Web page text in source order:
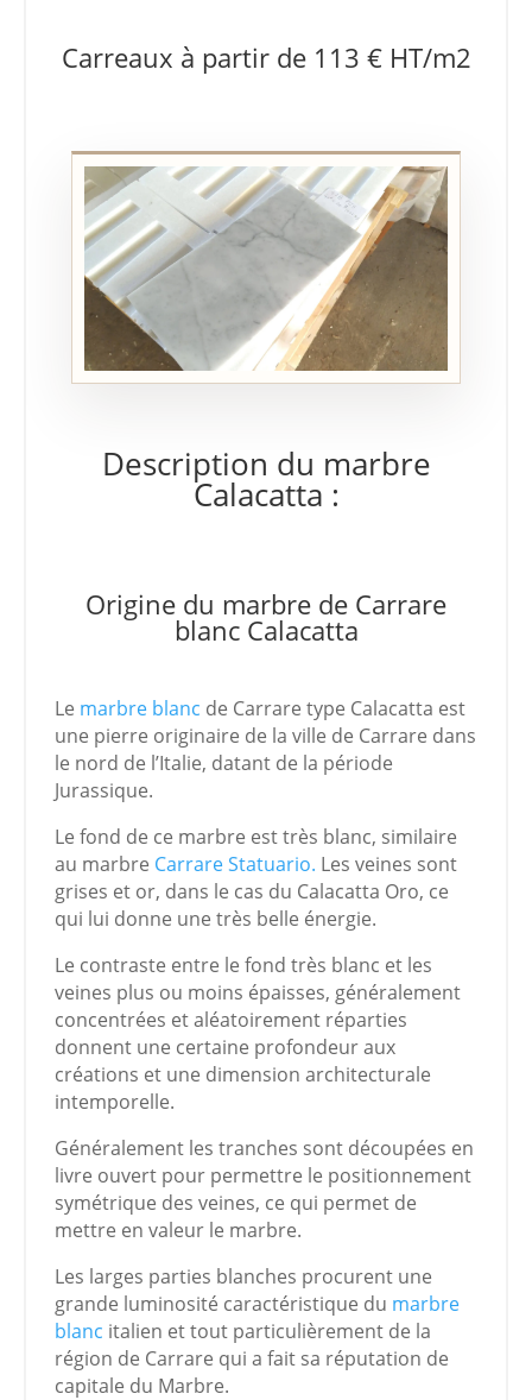
Carreaux à partir de 113 € HT/m2
Description du marbre
Calacatta :
Origine du marbre de Carrare
blanc Calacatta
Le marbre blanc de Carrare type Calacatta est
une pierre originaire de la ville de Carrare dans
le nord de l’Italie, datant de la période
Jurassique.
Le fond de ce marbre est très blanc, similaire
au marbre Carrare Statuario. Les veines sont
grises et or, dans le cas du Calacatta Oro, ce
qui lui donne une très belle énergie.
Le contraste entre le fond très blanc et les
veines plus ou moins épaisses, généralement
concentrées et aléatoirement réparties
donnent une certaine profondeur aux
créations et une dimension architecturale
intemporelle.
Généralement les tranches sont découpées en
livre ouvert pour permettre le positionnement
symétrique des veines, ce qui permet de
mettre en valeur le marbre.
Les larges parties blanches procurent une
grande luminosité caractéristique du marbre
blanc italien et tout particulièrement de la
région de Carrare qui a fait sa réputation de
capitale du Marbre.